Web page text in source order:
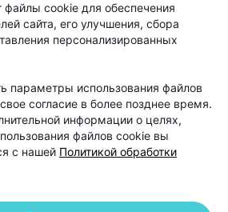
руководителем Центра
дерматологии KODERM
Кудаленкиной разбираемся,
к специалисту, какие
для восстановления
полностью остановить
файлы cookie для обеспечения
сайта, его улучшения, сбора
персонализированных
параметры использования файлов
согласие в более позднее время.
информации о целях,
файлов cookie вы
с нашей Политикой обработки